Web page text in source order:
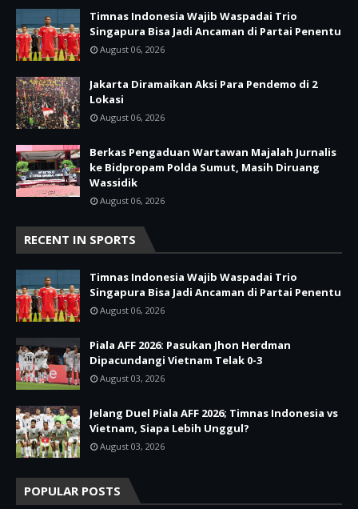
Timnas Indonesia Wajib Waspadai Trio
Singapura Bisa Jadi Ancaman di Partai Penentu
August 06, 2026
Jakarta Diramaikan Aksi Para Pendemo di 2
Lokasi
August 06, 2026
Berkas Pengaduan Wartawan Majalah Jurnalis
ke Bidpropam Polda Sumut, Masih Diruang
Wassidik
August 06, 2026
RECENT IN SPORTS
Timnas Indonesia Wajib Waspadai Trio
Singapura Bisa Jadi Ancaman di Partai Penentu
August 06, 2026
Piala AFF 2026: Pasukan Jhon Herdman
Dipacundangi Vietnam Telak 0-3
August 03, 2026
Jelang Duel Piala AFF 2026; Timnas Indonesia vs
Vietnam, Siapa Lebih Unggul?
August 03, 2026
POPULAR POSTS